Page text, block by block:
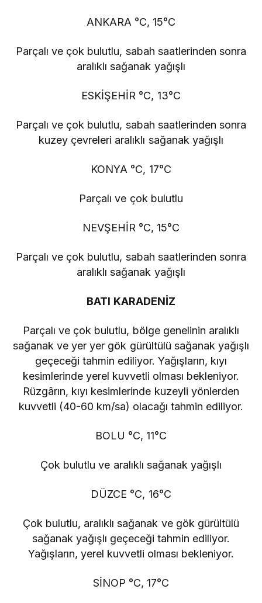
ANKARA °C, 15°C
Parçalı ve çok bulutlu, sabah saatlerinden sonra
aralıklı sağanak yağışlı
ESKİŞEHİR °C, 13°C
Parçalı ve çok bulutlu, sabah saatlerinden sonra
kuzey çevreleri aralıklı sağanak yağışlı
KONYA °C, 17°C
Parçalı ve çok bulutlu
NEVŞEHİR °C, 15°C
Parçalı ve çok bulutlu, sabah saatlerinden sonra
aralıklı sağanak yağışlı
BATI KARADENİZ
Parçalı ve çok bulutlu, bölge genelinin aralıklı
sağanak ve yer yer gök gürültülü sağanak yağışlı
geçeceği tahmin ediliyor. Yağışların, kıyı
kesimlerinde yerel kuvvetli olması bekleniyor.
Rüzgârın, kıyı kesimlerinde kuzeyli yönlerden
kuvvetli (40-60 km/sa) olacağı tahmin ediliyor.
BOLU °C, 11°C
Çok bulutlu ve aralıklı sağanak yağışlı
DÜZCE °C, 16°C
Çok bulutlu, aralıklı sağanak ve gök gürültülü
sağanak yağışlı geçeceği tahmin ediliyor.
Yağışların, yerel kuvvetli olması bekleniyor.
SİNOP °C, 17°C